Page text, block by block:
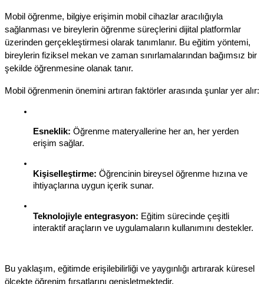
Mobil öğrenme, bilgiye erişimin mobil cihazlar aracılığıyla
sağlanması ve bireylerin öğrenme süreçlerini dijital platformlar
üzerinden gerçekleştirmesi olarak tanımlanır. Bu eğitim yöntemi,
bireylerin fiziksel mekan ve zaman sınırlamalarından bağımsız bir
şekilde öğrenmesine olanak tanır.
Mobil öğrenmenin önemini artıran faktörler arasında şunlar yer alır:
Esneklik: Öğrenme materyallerine her an, her yerden
erişim sağlar.
Kişiselleştirme: Öğrencinin bireysel öğrenme hızına ve
ihtiyaçlarına uygun içerik sunar.
Teknolojiyle entegrasyon: Eğitim sürecinde çeşitli
interaktif araçların ve uygulamaların kullanımını destekler.
Bu yaklaşım, eğitimde erişilebilirliği ve yaygınlığı artırarak küresel
ölçekte öğrenim fırsatlarını genişletmektedir.